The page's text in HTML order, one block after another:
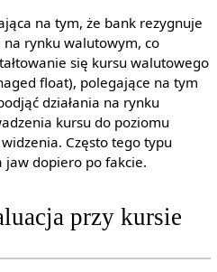
na tym, że bank rezygnuje
rynku walutowym, co
się kursu walutowego
float), polegające na tym
działania na rynku
kursu do poziomu
Często tego typu
jaw dopiero po fakcie.
przy kursie